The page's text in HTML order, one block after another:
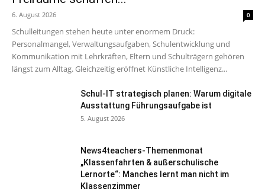
6. August 2026 0
Schulleitungen stehen heute unter enormem Druck:
Personalmangel, Verwaltungsaufgaben, Schulentwicklung und
Kommunikation mit Lehrkräften, Eltern und Schulträgern gehören
längst zum Alltag. Gleichzeitig eröffnet Künstliche Intelligenz...
Schul-IT strategisch planen: Warum digitale
Ausstattung Führungsaufgabe ist
5. August 2026
News4teachers-Themenmonat
„Klassenfahrten & außerschulische
Lernorte“: Manches lernt man nicht im
Klassenzimmer